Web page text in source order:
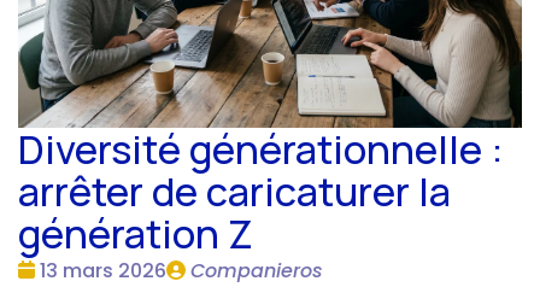
Diversité générationnelle :
arrêter de caricaturer la
génération Z
Date
13 mars 2026
Publié
Companieros